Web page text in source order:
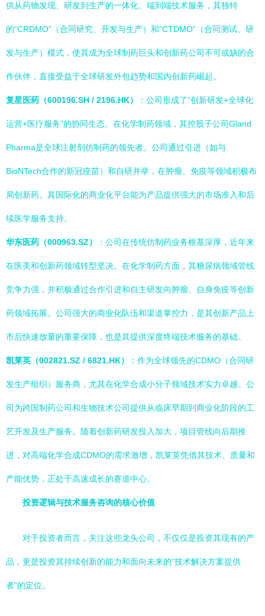
供从药物发现、研发到生产的一体化、端到端技术服务，其独特
的“CRDMO”（合同研究、开发与生产）和“CTDMO”（合同测试、研
发与生产）模式，使其成为全球制药巨头和创新药公司不可或缺的合
作伙伴，直接受益于全球研发外包趋势和国内创新药崛起。
复星医药（600196.SH / 2196.HK） ：公司形成了“创新研发+全球化
运营+医疗服务”的协同生态。在化学制药领域，其控股子公司Gland
Pharma是全球注射剂仿制药的领先者。公司通过引进（如与
BioNTech合作的新冠疫苗）和自研并举，在肿瘤、免疫等领域积极布
局创新药。其国际化的商业化平台能为产品提供强大的市场准入和后
续医学服务支持。
华东医药（000963.SZ） ：公司在传统仿制药业务根基深厚，近年来
在医美和创新药领域转型坚决。在化学制药方面，其糖尿病领域管线
竞争力强，并积极通过合作引进和自主研发向肿瘤、自身免疫等创新
药领域拓展。公司强大的商业化队伍和渠道掌控力，是其创新产品上
市后快速放量的重要保障，也是其提供深度终端技术服务的基础。
凯莱英（002821.SZ / 6821.HK） ：作为全球领先的CDMO（合同研
发生产组织）服务商，尤其在化学合成小分子领域技术实力卓越。公
司为跨国制药公司和生物技术公司提供从临床早期到商业化阶段的工
艺开发及生产服务。随着创新药研发投入加大，项目管线向后期推
进，对高端化学合成CDMO的需求激增，凯莱英凭借其技术、质量和
产能优势，正处于高速成长的赛道中心。
投资逻辑与技术服务咨询的核心价值
对于投资者而言，关注这些龙头公司，不仅仅是投资其现有的产
品，更是投资其持续创新的能力和面向未来的“技术解决方案提供
者”的定位。